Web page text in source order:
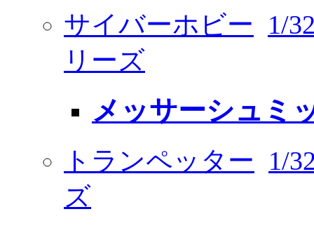
サイバーホビー
1/
リーズ
メッサーシュミ
トランペッター
1/
ズ